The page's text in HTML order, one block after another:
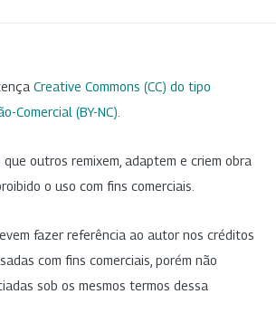
Creative Commons (CC) do tipo
Comercial (BY-NC)
outros remixem, adaptem e criem obra
o uso com fins comerciais.
fazer referência ao autor nos créditos
com fins comerciais, porém não
sob os mesmos termos dessa